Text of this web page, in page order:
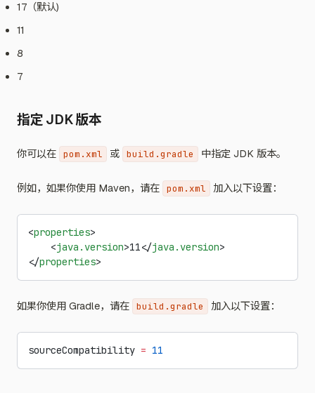
17（默认)
11
8
7
指定 JDK 版本
你可以在 pom.xml 或 build.gradle 中指定 JDK 版本。
例如，如果你使用 Maven，请在 pom.xml 加入以下设置：
<properties>
    <
java.version>11</java.version>
</properties>
如果你使用 Gradle，请在 build.gradle 加入以下设置：
sourceCompatibility = 11